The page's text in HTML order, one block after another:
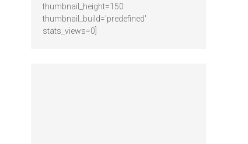
thumbnail_height=150
thumbnail_build='predefined'
stats_views=0]